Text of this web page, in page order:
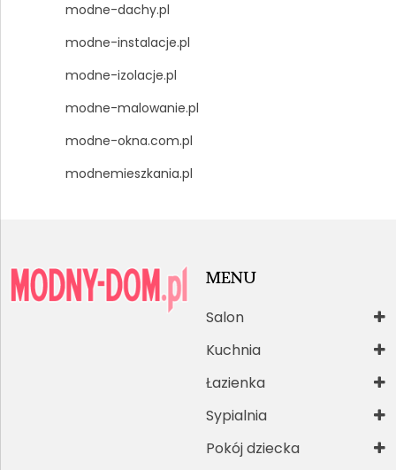
modne-dachy.pl
modne-instalacje.pl
modne-izolacje.pl
modne-malowanie.pl
modne-okna.com.pl
modnemieszkania.pl
MENU
Salon
Kuchnia
Łazienka
Sypialnia
Pokój dziecka